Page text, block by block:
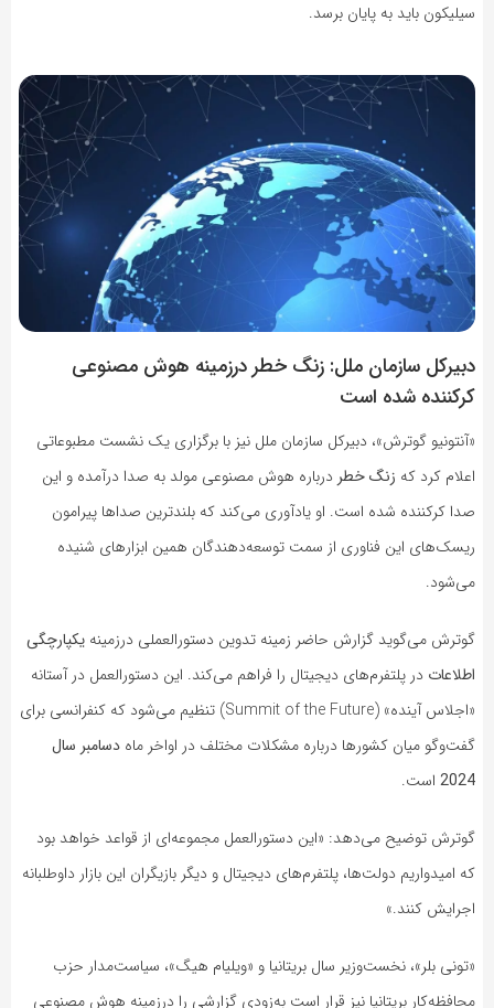
سیلیکون باید به پایان برسد.
دبیرکل سازمان ملل: زنگ خطر درزمینه هوش مصنوعی
کرکننده شده است
«آنتونیو گوترش»، دبیرکل سازمان ملل نیز با برگزاری یک نشست مطبوعاتی
اعلام کرد که زنگ خطر درباره هوش مصنوعی مولد به صدا درآمده و این
صدا کرکننده شده است. او یادآوری می‌کند که بلندترین صداها پیرامون
ریسک‌های این فناوری از سمت توسعه‌دهندگان همین ابزارهای شنیده
می‌شود.
گوترش می‌گوید گزارش حاضر زمینه تدوین دستورالعملی در‌زمینه یکپارچگی
اطلاعات در پلتفرم‌های دیجیتال را فراهم می‌کند. این دستورالعمل در آستانه
«اجلاس آینده» (Summit of the Future) تنظیم می‌شود که کنفرانسی برای
گفت‌وگو میان کشورها درباره مشکلات مختلف در اواخر ماه دسامبر سال
2024 است.
گوترش توضیح می‌دهد: «این دستورالعمل مجموعه‌ای از قواعد خواهد بود
که امیدواریم دولت‌ها، پلتفرم‌های دیجیتال و دیگر بازیگران این بازار داوطلبانه
اجرایش کنند.»
«تونی بلر»، نخست‌وزیر سال بریتانیا و «ویلیام هیگ»، سیاست‌مدار حزب
محافظه‌کار بریتانیا نیز قرار است به‌زودی گزارشی را در‌زمینه هوش مصنوعی